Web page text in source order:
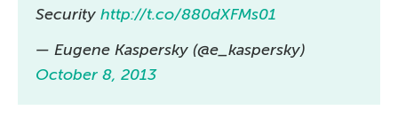
Security http://t.co/880dXFMs01
— Eugene Kaspersky (@e_kaspersky)
October 8, 2013